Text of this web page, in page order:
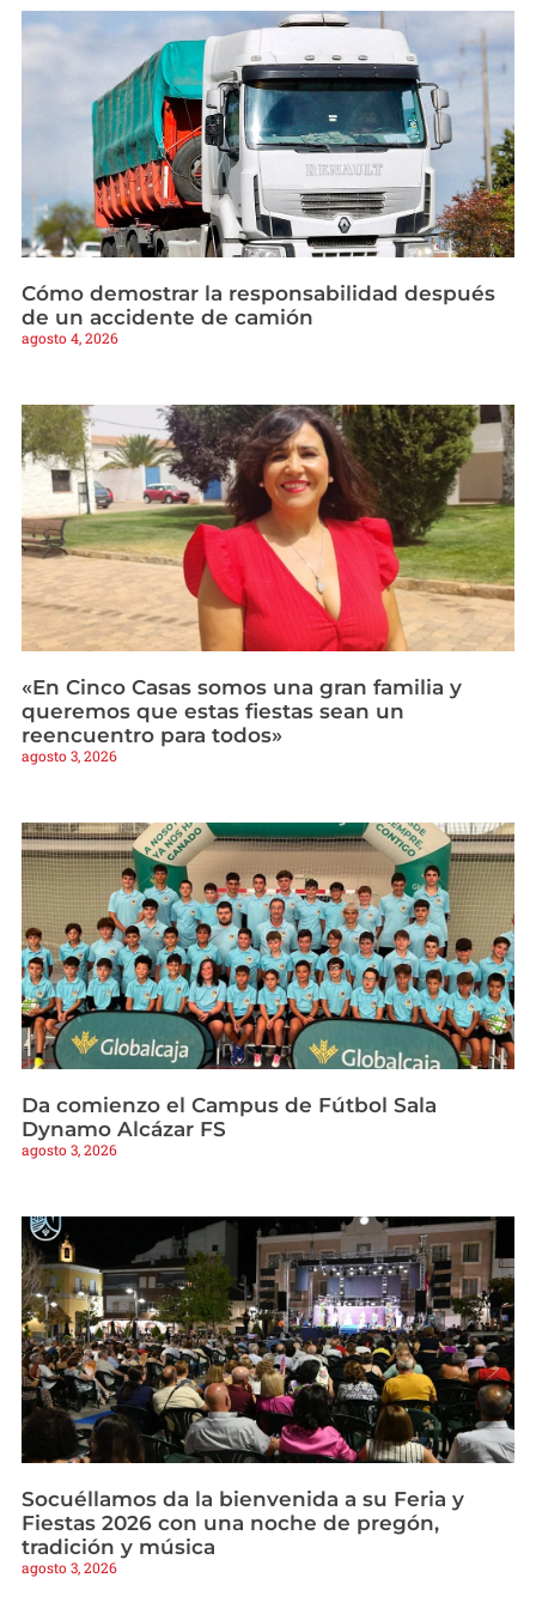
Cómo demostrar la responsabilidad después
de un accidente de camión
agosto 4, 2026
«En Cinco Casas somos una gran familia y
queremos que estas fiestas sean un
reencuentro para todos»
agosto 3, 2026
Da comienzo el Campus de Fútbol Sala
Dynamo Alcázar FS
agosto 3, 2026
Socuéllamos da la bienvenida a su Feria y
Fiestas 2026 con una noche de pregón,
tradición y música
agosto 3, 2026